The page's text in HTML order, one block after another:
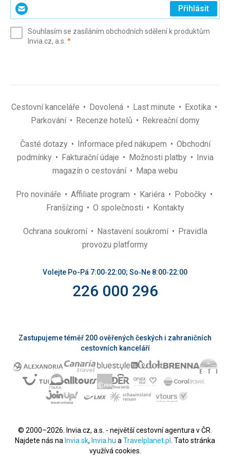
Zadejte
svůj
(povinné)
Přihlásit
Souhlasím se zasíláním obchodních sdělení k produktům
Invia.cz, a.s. *(povinné)
Cestovní kanceláře Dovolená Last minute
Exotika
Parkování
Recenze hotelů Rekreační domy
Časté dotazy Informace před nákupem
Obchodní
podmínky
Fakturační údaje Možnosti platby
Invia
magazín o cestování
Mapa webu
Pro novináře Affiliate program Kariéra
Pobočky
Franšízing
O společnosti Kontakty
Ochrana soukromí Nastavení soukromí
Pravidla
provozu platformy
Volejte Po-Pá 7:00‑22:00; So‑Ne 8:00‑22:00
226 000 296
Zastupujeme téměř 200 ověřených českých i zahraničních
cestovních kanceláří
© 2000–2026. Invia.cz, a.s. - největší cestovní agentura v ČR.
Najdete nás na Invia.sk, Invia.hu a Travelplanet.pl
. Tato stránka
využívá cookies.